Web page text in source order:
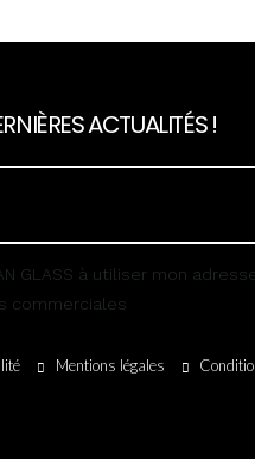
ACTUALITÉS !
GLASS à utiliser mon
commerciales
Mentions légales